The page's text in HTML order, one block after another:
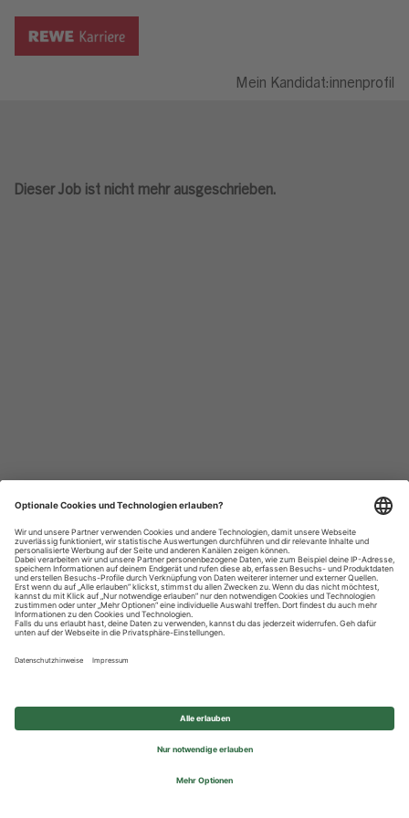
Mein Kandidat:innenprofil
Dieser Job ist nicht mehr ausgeschrieben.
Datenschutzhinweise
Impressum
Privatsphäre-Einstellungen
© 2026 REWE Group - All rights reserved